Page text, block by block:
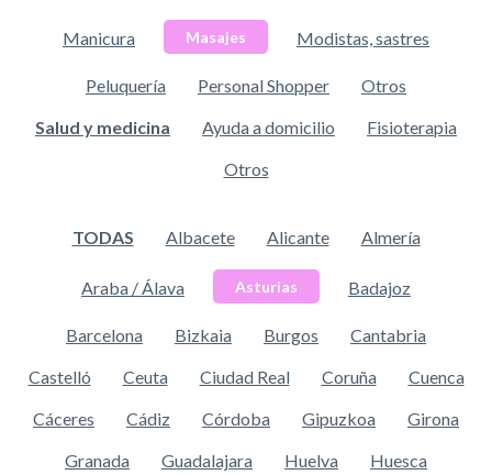
Manicura Masajes Modistas, sastres
Peluquería Personal Shopper
Otros
Salud y medicina
Ayuda a domicilio
Fisioterapia
Otros
TODAS Albacete Alicante Almería
Araba / Álava Asturias Badajoz
Barcelona Bizkaia Burgos
Cantabria
Castelló
Ceuta Ciudad Real Coruña
Cuenca
Cáceres
Cádiz Córdoba Gipuzkoa
Girona
Granada
Guadalajara Huelva
Huesca